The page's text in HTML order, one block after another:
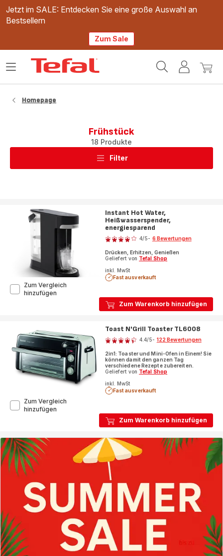
Jetzt im SALE: Entdecken Sie eine große Auswahl an
Bestsellern
Zum Sale
Mein
Mein
Das
Homepage
Frühstück
18 Produkte
Filter
Zum Warenkorb hinzufügen
Instant Hot Water,
Heißwasserspender,
energiesparend
Bewertung
mit
Sternen
4/5- 6 Bewertungen
Drücken, Erhitzen, Genießen
Geliefert von Tefal Shop
inkl. MwSt
Fast ausverkauft
Zum Vergleich
hinzufügen
Zum Warenkorb hinzufügen
Toast N'Grill Toaster TL6008
Bewertung
4.4/5- 122 Bewertungen
2in1: Toaster und Mini-Ofen in Einem! Sie
können damit den ganzen Tag
verschiedene Rezepte zubereiten.
Geliefert von Tefal Shop
inkl. MwSt
Fast ausverkauft
Zum Vergleich
hinzufügen